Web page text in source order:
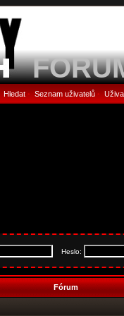
Hledat• Seznam uživatelů•
Heslo:
Fórum